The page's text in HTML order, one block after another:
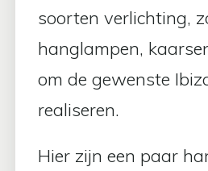
soorten verlichting,
hanglampen,
om de gewenste
realiseren.
Hier zijn een paar